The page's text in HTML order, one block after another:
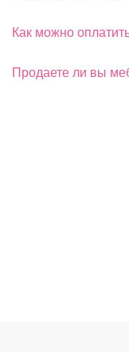
Как можно
Продаете ли вы